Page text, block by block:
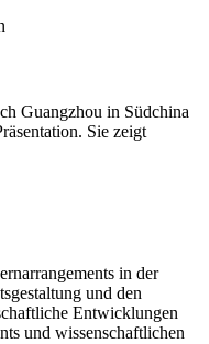
Guangzhou in Südchina
Sie zeigt
in der
und den
Entwicklungen
und wissenschaftlichen